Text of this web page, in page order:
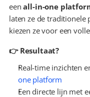
een all-in-one
laten ze de traditionele
kiezen ze voor een
👉 Resultaat?
Real-time inzichten
one platform
Een directe lijn met